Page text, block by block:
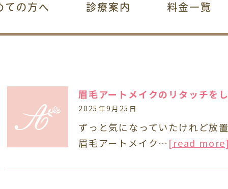
ての方へ 診療案内 料金一覧
眉毛アートメイクのリタッチを
2025年9月25日
ずっと気になっていたけれど放
眉毛アートメイク… [read